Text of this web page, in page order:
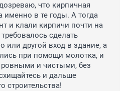
что кирпичная
именно в те годы. А тогда
и клали кирпичи почти на
сделать
или другой вход в здание, а
при помощи молотка, и
ровными и чистыми, без
и дальше
строительства!